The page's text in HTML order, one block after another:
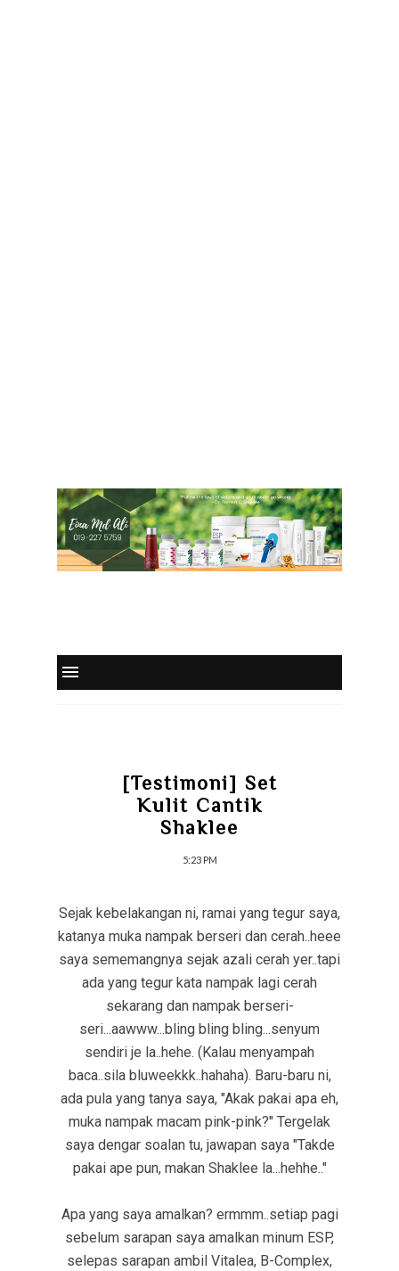
[Testimoni] Set
Kulit Cantik
Shaklee
5:23 PM
Sejak kebelakangan ni, ramai yang tegur saya,
katanya muka nampak berseri dan cerah..heee
saya sememangnya sejak azali cerah yer..tapi
ada yang tegur kata nampak lagi cerah
sekarang dan nampak berseri-
seri...aawww...bling bling bling...senyum
sendiri je la..hehe. (Kalau menyampah
baca..sila bluweekkk..hahaha). Baru-baru ni,
ada pula yang tanya saya, "Akak pakai apa eh,
muka nampak macam pink-pink?" Tergelak
saya dengar soalan tu, jawapan saya "Takde
pakai ape pun, makan Shaklee la...hehhe.."
Apa yang saya amalkan? ermmm..setiap pagi
sebelum sarapan saya amalkan minum ESP,
selepas sarapan ambil Vitalea, B-Complex,